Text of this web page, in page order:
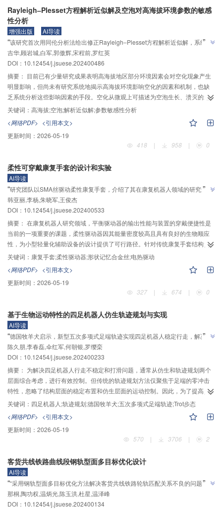
水平下，固结体进入加速蠕变阶段，蠕变量明显增加并最终发生蠕变破坏。在
此基础上，采用Burgers模型和非线性黏弹塑性蠕变模型对各级荷载下蠕变数据
进行拟合及参数识别，结果显示，拟合度均大于95%，表明该模型可准确描述
注浆地层固结体的蠕变特性。最后，基于COMSOL Multiphysics开展注浆加固
地层长期沉降数值模拟，结果显示，地层沉降量随时间逐渐趋于稳定且始终控
制在预警值内，证明工程区域地层经注浆加固治理后具备良好的长期稳定性，
预期不会发生沉降破坏。
Rayleigh‒Plesset方程解析近似解及空泡对高海拔环境参数的敏感
性分析
增强出版 AI导读
“该研究首次用同伦分析法给出修正Rayleigh‒Plesset方程解析近似解，系统揭
示高海拔环境影响空化机理，为解决高原流体机械空蚀问题提供解决方案
”
吉华,顾岩城,白军,郭傲辉,宋程前,罗红英
DOI： 10.12454/j.jsuese.202400486
摘要： 目前已有少量研究成果表明高海拔地区部分环境因素会对空化现象产生
明显影响，但尚未有研究系统地揭示高海拔环境影响空化的因素和机制，也缺
乏系统分析这些影响因素的手段。空化从微观上可描述为空泡生长、溃灭的过
程，因此，研究高海拔环境下的空化需要先揭示各环境因素对空泡演化的影响
机理。首先，通过同伦分析法（Homotopy Analysis Method）首次得出了含表
面张力、不可凝结气体和泡间作用力项的修正Rayleigh‒Plesset方程的解析近
似解。其次，针对单空泡体系，通过与现有研究中特定条件下Rayleigh‒
Plesset方程的解析解以及实验数据分别进行对比，验证本近似解的适用性；针
本近似解，系统性地分析海拔高度增加时各环境参数的变化及其对空泡演化进
程的影响，并定义了可以体现海拔影响的参数敏感性系数，使用该系数评估了
高海拔下各环境参数对空泡的影响程度。结果表明：所求解析近似解可适用于
单空泡和多空泡体系；通过本近似解可以系统地分析各环境参数对空泡溃灭时
间等特性的影响趋势及影响程度；对空泡溃灭影响最大的环境参数为环境气
压，其与溃灭时间和最小半径的敏感性系数分别为10.8%、5.7%；其他环境参
数对空泡溃灭时间的影响程度从大到小依次为泡数量、泡间距、溃灭初始半
径、温度、饱和蒸气压、液体密度、表面张力；考虑上述所有环境参数的影
响，当海拔高度由0增加到4 km时，空泡溃灭时间增加14%，最小半径增加
关键词： 高海拔;空泡;解析近似解;参数敏感性分析
<网络PDF> <引用本文>
更新时间： 2026-05-19
418
| 958 | 0
柔性可穿戴康复手套的设计和实验
AI导读
“研究团队以SMA丝驱动柔性康复手套，介绍了其在康复机器人领域的研究进
展，验证了“柔性驱动器能量密度高、生物顺应性好”的猜想，为轻量化康复辅助
装置提供解决方案。”
”
韩亚丽,李杨,朱晓军,王俊杰
DOI： 10.12454/j.jsuese.202400533
摘要： 在康复机器人研究领域，平衡驱动器的输出性能与装置的穿戴便捷性是
当前的一项重要的课题，柔性驱动器因其能量密度较高且具有良好的生物顺应
性，为小型轻量化辅助设备的设计提供了可行路径。针对传统康复手套结构复
杂、体积大、笨重等问题，设计一种由形状记忆合金（SMA）丝驱动的手部柔
性康复手套。首先，根据SMA的电热驱控特征，搭建性能测试平台，分析SMA
丝在不同条件下的驱动特性，验证SMA丝作为驱动器在柔性康复手套中的可行
性；接着，基于人手骨骼运动机理和手部康复需求分析，设计可穿戴柔性康复
手套；然后，建立手部康复装置的控制模型，根据SMA丝自感知特性，设计前
入信号下SMA丝驱动器的控制效果，验证控制模型对非线性驱动过程的调节能
力；最后，搭建了样机实验平台，进行主被、动康复训练和辅助抓握实验。实
验结果表明，该柔性康复手套可以满足手部关节的屈/伸康复运动，且在镜像同
步实验中表现出一定的响应一致性，证明本文提出的基于SMA丝的柔性驱动可
穿戴康复手套具备较好的康复和助力效果，在轻量化康复辅助装置中具备一定
的应用潜力。
关键词： 康复手套;柔性驱动器;形状记忆合金丝;电热驱动
<网络PDF> <引用本文>
更新时间： 2026-05-19
327
| 674 | 0
基于生物运动特性的四足机器人仿生轨迹规划与实现
AI导读
“德国牧羊犬启示，新型五次多项式足端轨迹实现四足机器人稳定行走，解决了
打滑难题，为仿生机器人运动控制开辟新方向
”
陈久朋,李春磊,伞红军,何朝银,罗缨栾
DOI： 10.12454/j.jsuese.202400233
摘要： 为解决四足机器人行走不稳定和打滑问题，通常从仿生和轨迹规划两个
层面综合考虑，进行有效控制。但传统的轨迹规划方法仅聚焦于足端的零冲击
特性，忽略了结构层面的稳定布置和仿生层面的运动控制。因此，为了提高四
足机器人运动的稳定性，本文以德国牧羊犬为仿生蓝本，基于连杆机构实现了
机器人在结构层面的仿生，利用二段式单腿结构推导了单腿的逆运动学模型。
考虑到四足哺乳动物在运动工程中的抬腿后摆和落腿回缩特性，在足端轨迹的
起止位置设置了抬腿后摆段和落腿回缩段，并引入边界条件，提出了一种新型
五次多项式足端零冲击轨迹。与传统的三次多项式足端轨迹、复合摆线足端轨
果表明所提五次多项式足端轨迹不仅具备仿生特性和足端零冲击特性，且具有
较大的避障空间。为验证所提足端轨迹规划的正确性，采用四足哺乳动物能耗
最小的对角步态作为规划步态，搭建了ADAMS-Simulink联合仿真平台，实现了
单腿和整机的轨迹规划和步态控制。仿真实验表明，采用3种足端轨迹规划方法
均能实现机器人稳定行走，但五次多项式足端轨迹在10 s内的实际行走位移更
关键词： 四足机器人;轨迹规划;德国牧羊犬;五次多项式足端轨迹;Trot步态
<网络PDF> <引用本文>
更新时间： 2026-05-19
570
| 3706 | 2
客货共线铁路曲线段钢轨型面多目标优化设计
AI导读
““采用钢轨型面多目标优化方法解决客货共线铁路轮轨匹配关系不良的问题”，
团队建立优化模型，验证更安全低磨耗方案。
”
那桐,陶功权,温炳光,陈玉洪,杜星,温泽峰
DOI： 10.12454/j.jsuese.202400134